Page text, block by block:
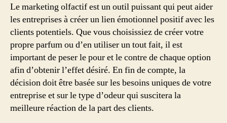
Le marketing olfactif est un outil puissant qui peut aider
les entreprises à créer un lien émotionnel positif avec les
clients potentiels. Que vous choisissiez de créer votre
propre parfum ou d’en utiliser un tout fait, il est
important de peser le pour et le contre de chaque option
afin d’obtenir l’effet désiré. En fin de compte, la
décision doit être basée sur les besoins uniques de votre
entreprise et sur le type d’odeur qui suscitera la
meilleure réaction de la part des clients.